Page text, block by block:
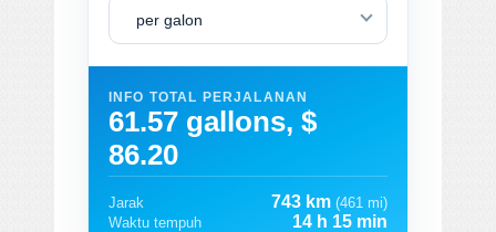
per galon
INFO TOTAL PERJALANAN
61.57 gallons, $
86.20
Jarak 743 km (461 mi)
Waktu tempuh
14 h 15 min